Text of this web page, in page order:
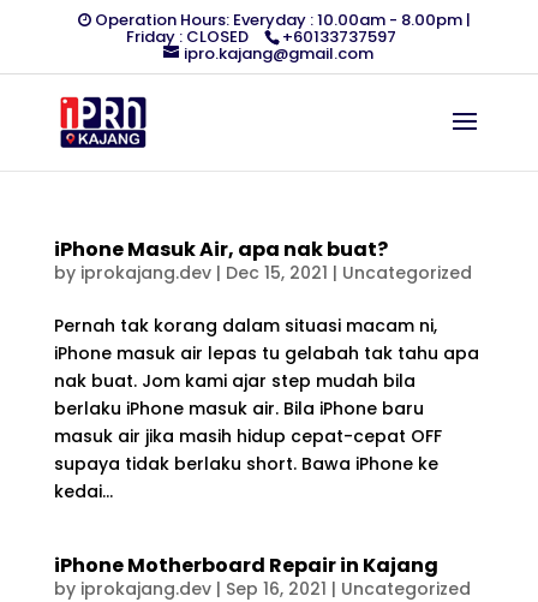
Operation Hours: Everyday : 10.00am - 8.00pm |
Friday : CLOSED +60133737597
ipro.kajang@gmail.com
iPhone Masuk Air, apa nak buat?
by iprokajang.dev| Dec 15, 2021 | Uncategorized
Pernah tak korang dalam situasi macam ni,
iPhone masuk air lepas tu gelabah tak tahu apa
nak buat. Jom kami ajar step mudah bila
berlaku iPhone masuk air. Bila iPhone baru
masuk air jika masih hidup cepat-cepat OFF
supaya tidak berlaku short. Bawa iPhone ke
kedai...
iPhone Motherboard Repair in Kajang
by iprokajang.dev| Sep 16, 2021 | Uncategorized